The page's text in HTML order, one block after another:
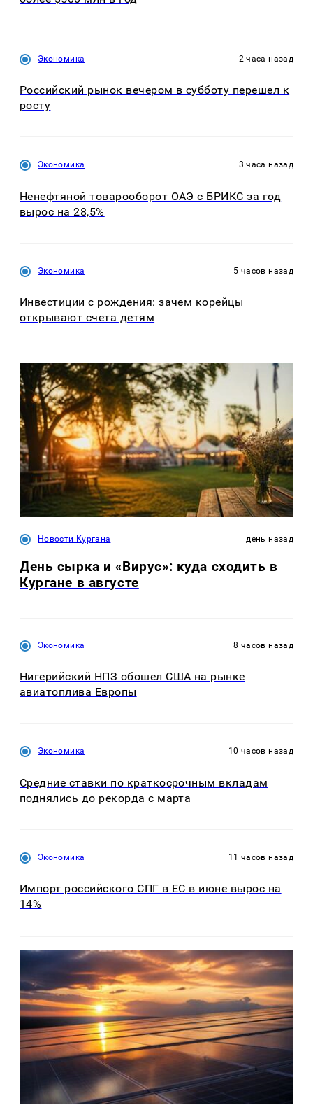
Экономика 2 часа назад
Российский рынок вечером в субботу перешел к
росту
Экономика 3 часа назад
Ненефтяной товарооборот ОАЭ с БРИКС за год
вырос на 28,5%
Экономика 5 часов назад
Инвестиции с рождения: зачем корейцы
открывают счета детям
Новости Кургана день назад
День сырка и «Вирус»: куда сходить в
Кургане в августе
Экономика 8 часов назад
Нигерийский НПЗ обошел США на рынке
авиатоплива Европы
Экономика 10 часов назад
Средние ставки по краткосрочным вкладам
поднялись до рекорда с марта
Экономика 11 часов назад
Импорт российского СПГ в ЕС в июне вырос на
14%